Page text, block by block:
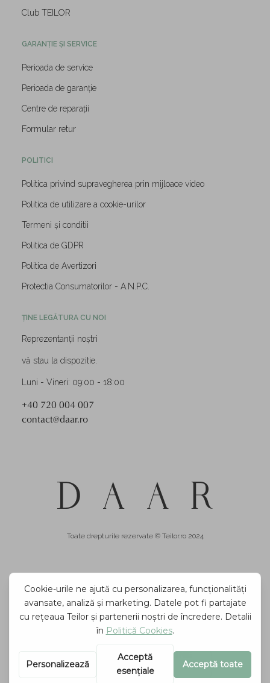
Club TEILOR
GARANȚIE ȘI SERVICE
Perioada de service
Perioada de garanție
Centre de reparații
Formular retur
POLITICI
Politica privind supravegherea prin mijloace video
Politica de utilizare a cookie-urilor
Termeni și conditii
Politica de GDPR
Politica de Avertizori
Protectia Consumatorilor - A.N.P.C.
ȚINE LEGĂTURA CU NOI
Reprezentanții noștri
vă stau la dispozitie.
Luni - Vineri: 09:00 - 18:00
+40 720 004 007
contact@daar.ro
Toate drepturile rezervate © Teilor.ro 2024